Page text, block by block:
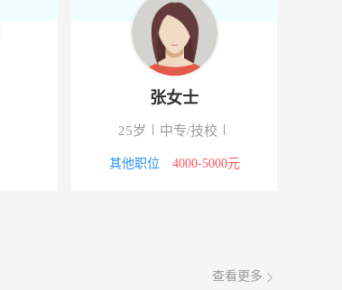
张女士
25岁 中专/技校
其他职位 4000-5000元
查看更多